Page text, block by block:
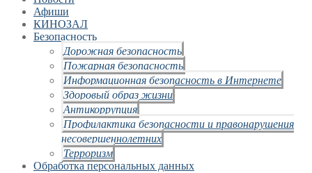
Афиши
КИНОЗАЛ
Безопасность
Дорожная безопасность
Пожарная безопасность
Информационная безопасность в Интернете
Здоровый образ жизни
Антикоррупция
Профилактика безопасности и правонарушения
несовершеннолетних
Терроризм
Обработка персональных данных